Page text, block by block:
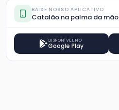
BAIXE NOSSO APLICATIVO
Catalão na palma da mão
DISPONÍVEL NO
Google Play